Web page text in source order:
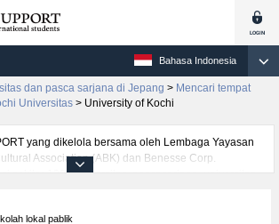
Bahasa Indonesia
dan pasca sarjana di Jepang > Mencari tempat
Universitas > University of Kochi
yang dikelola bersama oleh Lembaga Yayasan
Association (ABK) dan Benesse Corp.
sekitar 1300 universitas, pascasarjana, universitas
lokal pablik